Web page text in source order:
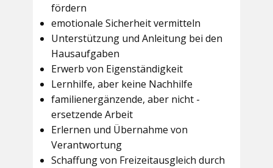
fördern
emotionale Sicherheit vermitteln
Unterstützung und Anleitung bei den
Hausaufgaben
Erwerb von Eigenständigkeit
Lernhilfe, aber keine Nachhilfe
familienergänzende, aber nicht -
ersetzende Arbeit
Erlernen und Übernahme von
Verantwortung
Schaffung von Freizeitausgleich durch